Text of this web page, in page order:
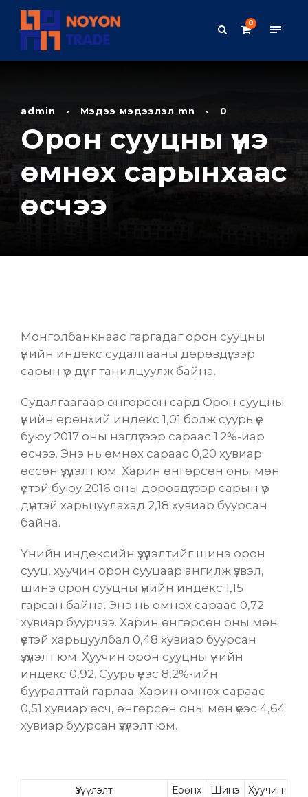
0
admin • Мэдээ мэдээлэл mn • 0
Орон сууцны үнэ
өмнөх сарынхаас
өсчээ
Монголбанкнаас гаргадаг орон сууцны
үнийн индекс судалгааны дөрөвдүгээр
сарын үр дүнг танилцуулж байна.
Судалгаагаар өнгөрсөн сард Орон сууцны
үнийн ерөнхий индекс 1,01 болж суурь үе
буюу 2017 оны нэгдүгээр сараас 1.2%-иар
өсчээ. Энэ нь өмнөх сараас 0,20 хувиар
өссөн үзүүлэлт юм. Харин өнгөрсөн оны мөн
үетэй буюу 2016 оны дөрөвдүгээр сарын үр
дүнтэй харьцуулахад 2,18 хувиар буурсан
байна.
Үнийн индексийн үзүүлэлтийг шинэ орон
сууц, хуучин орон сууцаар ангилж үзвэл,
шинэ орон сууцны үнийн индекс 1,15
гарсан байна. Энэ нь өмнөх сараас 0,72
хувиар буурчээ. Харин өнгөрсөн оны мөн
үетэй харьцуулбал 0,48 хувиар буурсан
үзүүлэлт юм. Хуучин орон сууцны үнийн
индекс 0,92. Суурь үеэс 8,2%-ийн
бууралттай гарлаа. Харин өмнөх сараас
0,51 хувиар өсч, өнгөрсөн оны мөн үеэс 4,64
хувиар буурсан үзүүлэлт юм.
Үзүүлэлт
Ерөнх
Шинэ
Хуучин